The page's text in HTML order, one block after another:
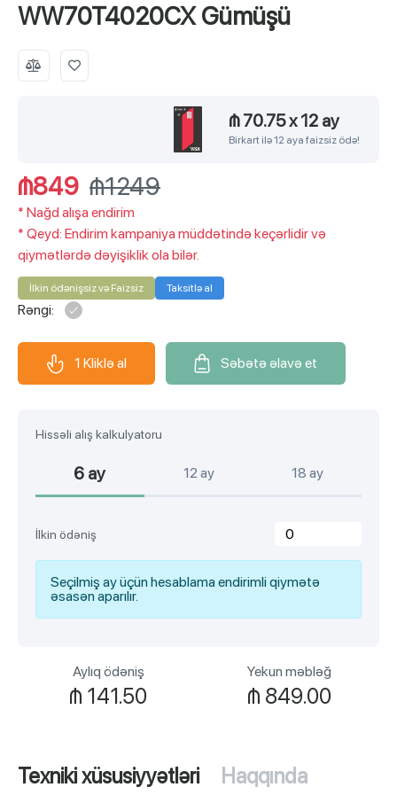
WW70T4020CX Gümüşü
₼ 70.75 12 ay
Birkart ilə 12 aya faizsiz ödə!
₼849 ₼1249
* Nağd alışa endirim
* Qeyd: Endirim kampaniya müddətində keçərlidir və
qiymətlərdə dəyişiklik ola bilər.
İlkin ödənişsiz və Faizsiz Taksitlə al
Rəngi:
1 Kliklə al Səbətə əlavə et
Hissəli alış kalkulyatoru
6 ay 12 ay 18 ay
İlkin ödəniş
Seçilmiş ay üçün hesablama endirimli qiymətə
əsasən aparılır.
Aylıq ödəniş
₼ 141.50
Yekun məbləğ
₼ 849.00
Texniki xüsusiyyətləri Haqqında